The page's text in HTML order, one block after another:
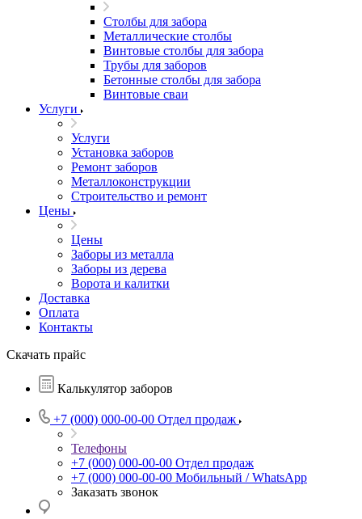
Столбы для забора
Металлические столбы
Винтовые столбы для забора
Трубы для заборов
Бетонные столбы для забора
Винтовые сваи
Услуги
Услуги
Установка заборов
Ремонт заборов
Металлоконструкции
Строительство и ремонт
Цены
Цены
Заборы из металла
Заборы из дерева
Ворота и калитки
Доставка
Оплата
Контакты
Скачать прайс
Калькулятор заборов
+7 (000) 000-00-00 Отдел продаж
Телефоны
+7 (000) 000-00-00 Отдел продаж
+7 (000) 000-00-00 Мобильный / WhatsApp
Заказать звонок